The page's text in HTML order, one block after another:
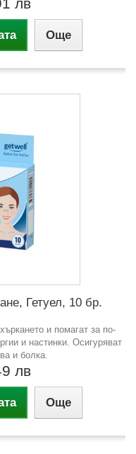
Още
Гетуел, 10 бр.
и помагат за по-
и настинки. Осигуряват
и болка.
лв
Още